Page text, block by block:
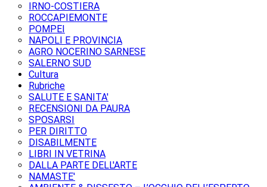
IRNO-COSTIERA
ROCCAPIEMONTE
POMPEI
NAPOLI E PROVINCIA
AGRO NOCERINO SARNESE
SALERNO SUD
Cultura
Rubriche
SALUTE E SANITA'
RECENSIONI DA PAURA
SPOSARSI
PER DIRITTO
DISABILMENTE
LIBRI IN VETRINA
DALLA PARTE DELL'ARTE
NAMASTE'